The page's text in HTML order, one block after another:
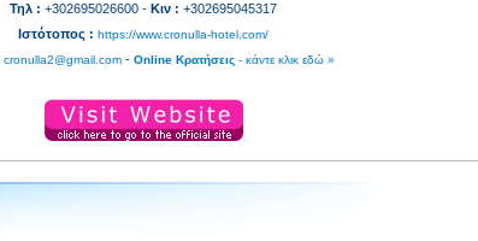
Τηλ : +302695026600 - Κιν : +302695045317
Ιστότοπος : https://www.cronulla-hotel.com/
cronulla2@gmail.com - Online Κρατήσεις - κάντε κλικ εδώ »